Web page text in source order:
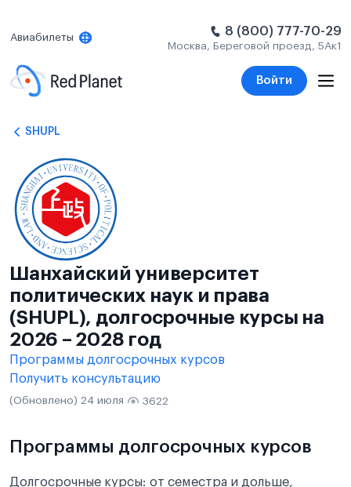
Авиабилеты 8 (800) 777-70-29
Москва, Береговой проезд, 5Ак1
Войти
SHUPL
Шанхайский университет
политических наук и права
(SHUPL), долгосрочные курсы на
2026 – 2028 год
Программы долгосрочных курсов
Получить консультацию
(Обновлено) 24 июля 3622
Программы долгосрочных курсов
Долгосрочные курсы: от семестра и дольше,